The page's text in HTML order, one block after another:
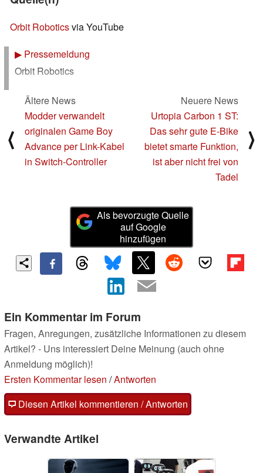
Orbit Roboticsvia YouTube
▶ Pressemeldung
Orbit Robotics
⟨
Ältere News
Modder verwandelt
originalen Game Boy
Advance per Link-Kabel
in Switch-Controller
Neuere News
Urtopia Carbon 1 ST:
Das sehr gute E-Bike
bietet smarte Funktion,
ist aber nicht frei von
Tadel
⟩
Als bevorzugte Quelle
auf Google
hinzufügen
Ein Kommentar im Forum
Fragen, Anregungen, zusätzliche Informationen zu diesem
Artikel? - Uns interessiert Deine Meinung (auch ohne
Anmeldung möglich)!
Ersten Kommentar lesen /Antworten
Diesen Artikel kommentieren / Antworten
Verwandte Artikel